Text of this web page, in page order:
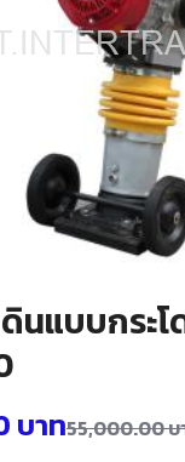
นแบบกระโ
55,000.00บ
บาท